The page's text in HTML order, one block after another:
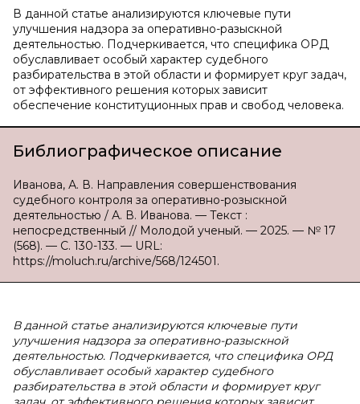
В данной статье анализируются ключевые пути
улучшения надзора за оперативно-разыскной
деятельностью. Подчеркивается, что специфика ОРД
обуславливает особый характер судебного
разбирательства в этой области и формирует круг задач,
от эффективного решения которых зависит
обеспечение конституционных прав и свобод человека.
Библиографическое описание
Иванова, А. В. Направления совершенствования
судебного контроля за оперативно-розыскной
деятельностью / А. В. Иванова. — Текст :
непосредственный // Молодой ученый. — 2025. — № 17
(568). — С. 130-133. — URL:
https://moluch.ru/archive/568/124501.
В данной статье анализируются ключевые пути
улучшения надзора за оперативно-разыскной
деятельностью. Подчеркивается, что специфика ОРД
обуславливает особый характер судебного
разбирательства в этой области и формирует круг